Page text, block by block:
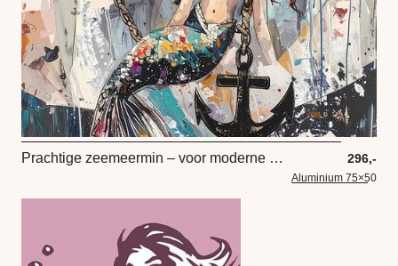
Prachtige zeemeermin – voor moderne woonstijl 296,-
Aluminium 75×50